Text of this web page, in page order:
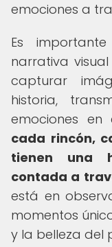
emociones a
Es
narrativa
capturar
historia,
emociones en
cada rincón,
tienen una
contada a
está en
momentos
y la belleza del